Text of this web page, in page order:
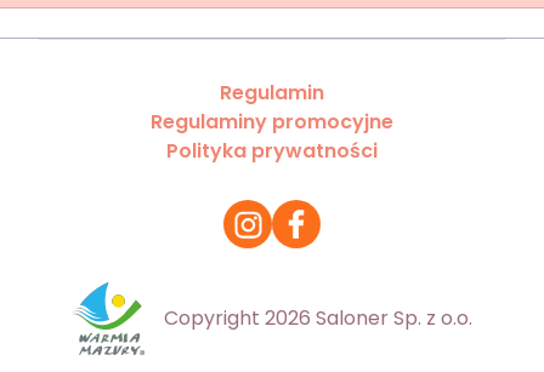
Regulamin
Regulaminy promocyjne
Polityka prywatności
Copyright 2026 Saloner Sp. z o.o.